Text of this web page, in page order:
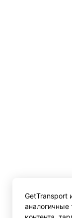
GetTransport
аналогичные